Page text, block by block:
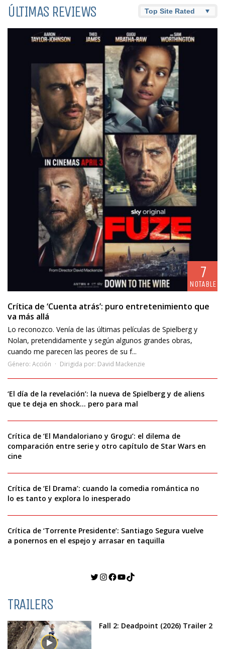
ÚLTIMAS REVIEWS
7
NOTABLE
Crítica de ‘Cuenta atrás’: puro entretenimiento que
va más allá
Lo reconozco. Venía de las últimas películas de Spielberg y
Nolan, pretendidamente y según algunos grandes obras,
cuando me parecen las peores de su f...
Género: Acción Dirigida por: David Mackenzie
‘El día de la revelación’: la nueva de Spielberg y de aliens
que te deja en shock… pero para mal
Crítica de ‘El Mandaloriano y Grogu’: el dilema de
comparación entre serie y otro capítulo de Star Wars en
cine
Crítica de ‘El Drama’: cuando la comedia romántica no
lo es tanto y explora lo inesperado
Crítica de ‘Torrente Presidente’: Santiago Segura vuelve
a ponernos en el espejo y arrasar en taquilla
Twitter
Instagram
Facebook
YouTube
TikTok
TRAILERS
Fall 2: Deadpoint (2026) Trailer 2